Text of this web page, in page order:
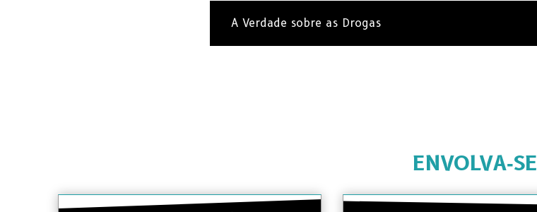
A Verdade sobre as Drogas
ENVOLVA‑SE